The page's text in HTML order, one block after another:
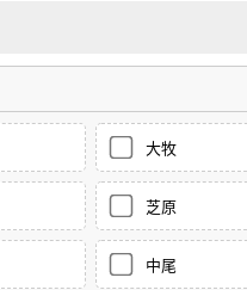
大牧
芝原
中尾